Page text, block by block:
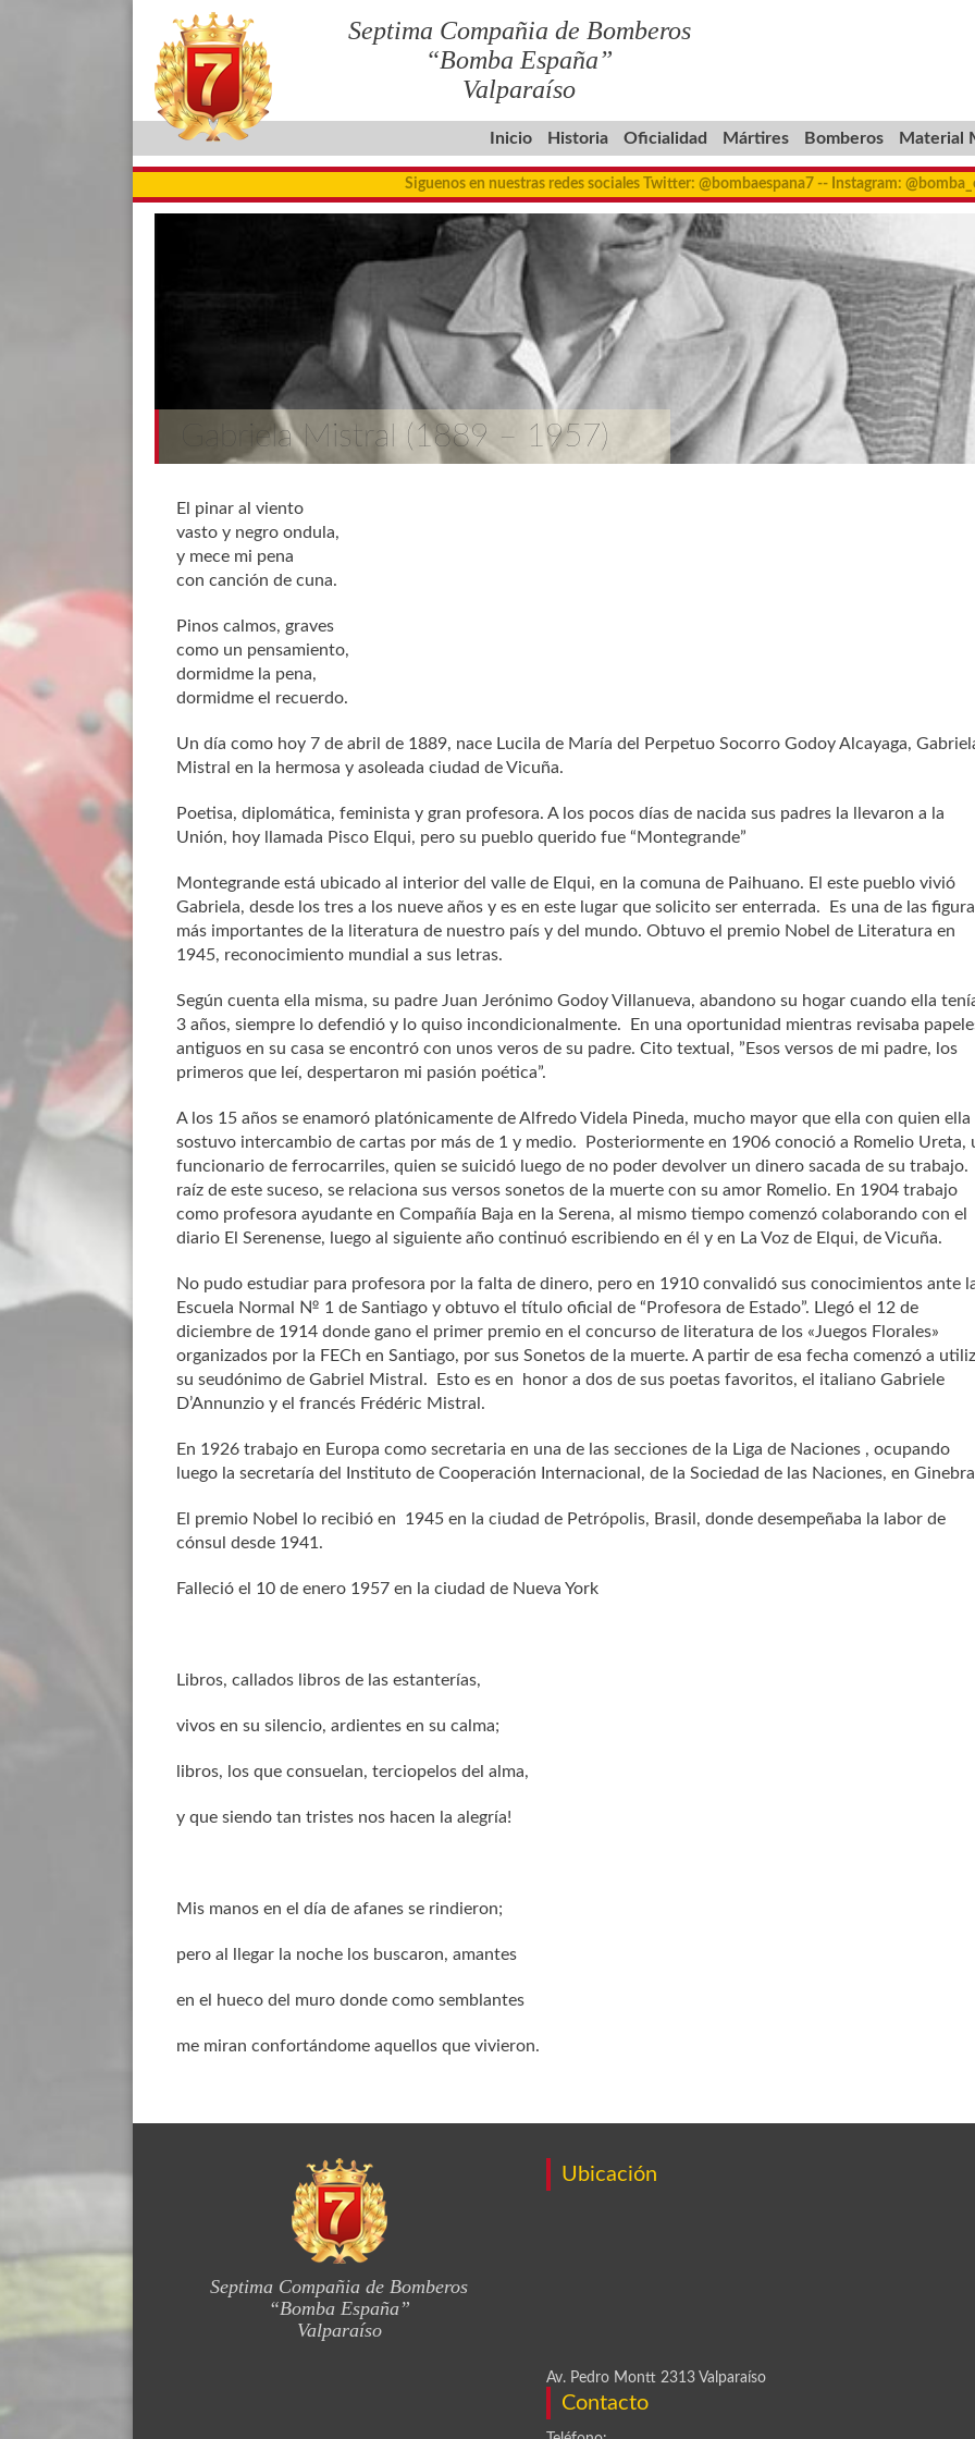
Septima Compañia de Bomberos
“Bomba España”
Valparaíso
Inicio Historia Oficialidad Mártires Bomberos Material
Siguenos en nuestras redes sociales Twitter: @bombaespana7 -- Instagram:
Gabriela Mistral (1889 – 1957)
El pinar al viento
vasto y negro ondula,
y mece mi pena
con canción de cuna.
Pinos calmos, graves
como un pensamiento,
dormidme la pena,
dormidme el recuerdo.
Un día como hoy 7 de abril de 1889, nace Lucila de María del Perpetuo Socorro Godoy Alcayaga,
Mistral en la hermosa y asoleada ciudad de Vicuña.
Poetisa, diplomática, feminista y gran profesora. A los pocos días de nacida sus padres la llevaron a la
Unión, hoy llamada Pisco Elqui, pero su pueblo querido fue “Montegrande”
Montegrande está ubicado al interior del valle de Elqui, en la comuna de Paihuano. El este pueblo vivió
Gabriela, desde los tres a los nueve años y es en este lugar que solicito ser enterrada. Es una de las
más importantes de la literatura de nuestro país y del mundo. Obtuvo el premio Nobel de Literatura en
1945, reconocimiento mundial a sus letras.
Según cuenta ella misma, su padre Juan Jerónimo Godoy Villanueva, abandono su hogar cuando ella
3 años, siempre lo defendió y lo quiso incondicionalmente. En una oportunidad mientras revisaba
antiguos en su casa se encontró con unos veros de su padre. Cito textual, ”Esos versos de mi padre, los
primeros que leí, despertaron mi pasión poética”.
A los 15 años se enamoró platónicamente de Alfredo Videla Pineda, mucho mayor que ella con quien ella
sostuvo intercambio de cartas por más de 1 y medio. Posteriormente en 1906 conoció a Romelio Ureta,
funcionario de ferrocarriles, quien se suicidó luego de no poder devolver un dinero sacada de su trabajo.
raíz de este suceso, se relaciona sus versos sonetos de la muerte con su amor Romelio. En 1904 trabajo
como profesora ayudante en Compañía Baja en la Serena, al mismo tiempo comenzó colaborando con el
diario El Serenense, luego al siguiente año continuó escribiendo en él y en La Voz de Elqui, de Vicuña.
No pudo estudiar para profesora por la falta de dinero, pero en 1910 convalidó sus conocimientos ante
Escuela Normal № 1 de Santiago y obtuvo el título oficial de “Profesora de Estado”. Llegó el 12 de
diciembre de 1914 donde gano el primer premio en el concurso de literatura de los «Juegos Florales»
organizados por la FECh en Santiago, por sus Sonetos de la muerte. A partir de esa fecha comenzó a
su seudónimo de Gabriel Mistral. Esto es en honor a dos de sus poetas favoritos, el italiano Gabriele
D’Annunzio y el francés Frédéric Mistral.
En 1926 trabajo en Europa como secretaria en una de las secciones de la Liga de Naciones , ocupando
luego la secretaría del Instituto de Cooperación Internacional, de la Sociedad de las Naciones, en
El premio Nobel lo recibió en 1945 en la ciudad de Petrópolis, Brasil, donde desempeñaba la labor de
cónsul desde 1941.
Falleció el 10 de enero 1957 en la ciudad de Nueva York
Libros, callados libros de las estanterías,
vivos en su silencio, ardientes en su calma;
libros, los que consuelan, terciopelos del alma,
y que siendo tan tristes nos hacen la alegría!
Mis manos en el día de afanes se rindieron;
pero al llegar la noche los buscaron, amantes
en el hueco del muro donde como semblantes
me miran confortándome aquellos que vivieron.
Septima Compañia de Bomberos
“Bomba España”
Valparaíso
Ubicación
Av. Pedro Montt 2313 Valparaíso
Contacto